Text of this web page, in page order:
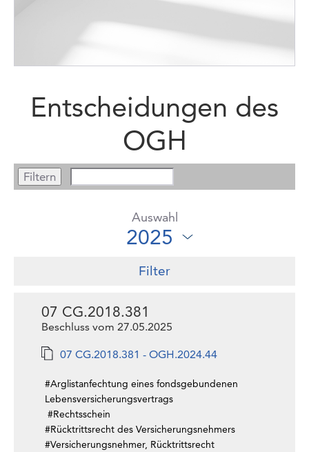
Entscheidungen des
OGH
Auswahl
Filter
07 CG.2018.381
Beschluss vom 27.05.2025
07 CG.2018.381 - OGH.2024.44
#Arglistanfechtung eines fondsgebundenen
Lebensversicherungsvertrags
#Rechtsschein
#Rücktrittsrecht des Versicherungsnehmers
#Versicherungsnehmer, Rücktrittsrecht